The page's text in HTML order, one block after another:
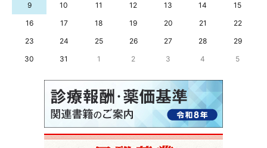
9
10 11 12 13 14
15
16
17 18 19 20 21
22
23
24 25 26 27 28
29
30
31 1 2 3 4 5